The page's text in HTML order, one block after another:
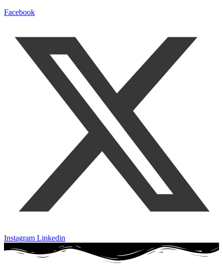
Facebook
Instagram Linkedin